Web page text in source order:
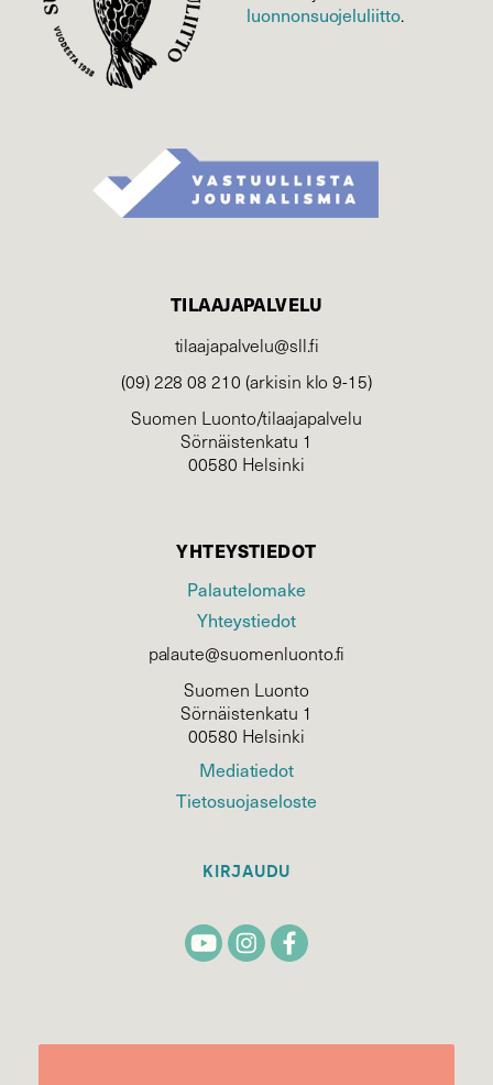
luonnonsuojelu­liitto.
TILAAJAPALVELU
tilaajapalvelu@sll.fi
(09) 228 08 210 (arkisin klo 9-15)
Suomen Luonto/tilaajapalvelu
Sörnäistenkatu 1
00580 Helsinki
YHTEYSTIEDOT
Palautelomake
Yhteystiedot
palaute@suomenluonto.fi
Suomen Luonto
Sörnäistenkatu 1
00580 Helsinki
Mediatiedot
Tietosuojaseloste
KIRJAUDU